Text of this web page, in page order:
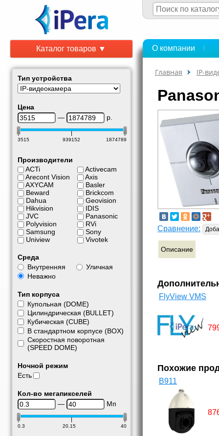
Каталог товаров ▼
Тип устройства
Цена
—
р.
3515 939152 1874789
Производители
ACTi
Arecont Vision
AXYCAM
Beward
Dahua
Hikvision
JVC
Polyvision
Samsung
Uniview
Activecam
Axis
Basler
Brickcom
Geovision
IDIS
Panasonic
RVi
Sony
Vivotek
Среда
Внутренняя
Уличная
Неважно
Тип корпуса
Купольная (DOME)
Цилиндрическая (BULLET)
Кубическая (CUBE)
В стандартном корпусе (BOX)
Скоростная поворотная
(SPEED DOME)
Ночной режим
Есть
Кол-во мегапикселей
—
Мп
0.3 20.15 40
О компании
Главная IP-
Сравнение:
Описание
FlyView VMS
Похожие
B911